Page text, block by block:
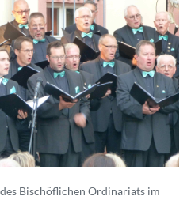
Bischöflichen Ordinariats im